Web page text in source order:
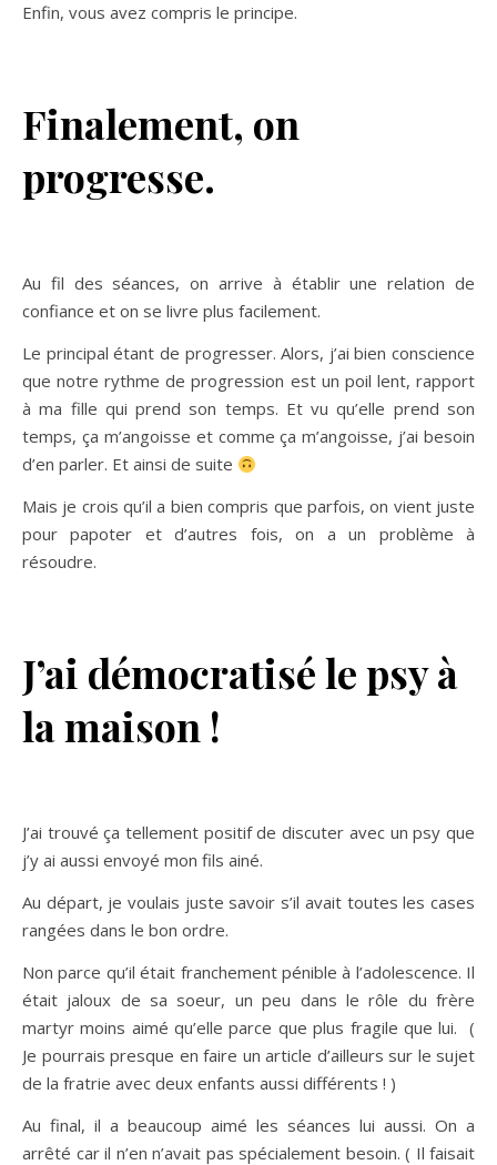
Enfin, vous avez compris le principe.
Finalement, on
progresse.
Au fil des séances, on arrive à établir une relation de
confiance et on se livre plus facilement.
Le principal étant de progresser. Alors, j’ai bien conscience
que notre rythme de progression est un poil lent, rapport
à ma fille qui prend son temps. Et vu qu’elle prend son
temps, ça m’angoisse et comme ça m’angoisse, j’ai besoin
d’en parler. Et ainsi de suite
Mais je crois qu’il a bien compris que parfois, on vient juste
pour papoter et d’autres fois, on a un problème à
résoudre.
J’ai démocratisé le psy à
la maison !
J’ai trouvé ça tellement positif de discuter avec un psy que
j’y ai aussi envoyé mon fils ainé.
Au départ, je voulais juste savoir s’il avait toutes les cases
rangées dans le bon ordre.
Non parce qu’il était franchement pénible à l’adolescence. Il
était jaloux de sa soeur, un peu dans le rôle du frère
martyr moins aimé qu’elle parce que plus fragile que lui. (
Je pourrais presque en faire un article d’ailleurs sur le sujet
de la fratrie avec deux enfants aussi différents ! )
Au final, il a beaucoup aimé les séances lui aussi. On a
arrêté car il n’en n’avait pas spécialement besoin. ( Il faisait